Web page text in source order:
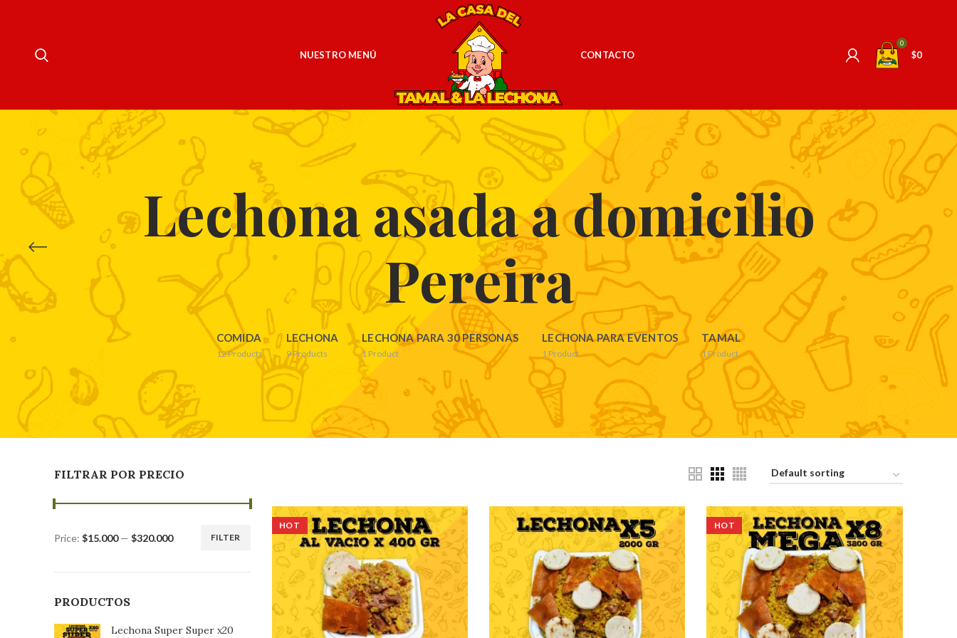
NUESTRO MENÚ CONTACTO
0
$0
Lechona asada a domicilio
Pereira
COMIDA
12Products
LECHONA
9 Products
LECHONA PARA 30 PERSONAS
1 Product
LECHONA PARA EVENTOS
1 Product
TAMAL
1 Product
FILTRAR POR PRECIO
FILTER
Price: $15.000— $320.000
PRODUCTOS
Lechona Super Super x20
HOT HOT